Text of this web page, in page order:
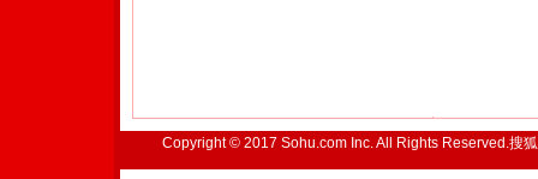
Copyright © 2017 Sohu.com Inc. All Rights Reserved.搜